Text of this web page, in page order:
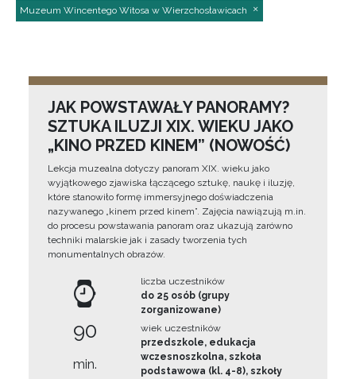
Muzeum Wincentego Witosa w Wierzchosławicach
JAK POWSTAWAŁY PANORAMY?
SZTUKA ILUZJI XIX. WIEKU JAKO
„KINO PRZED KINEM” (NOWOŚĆ)
Lekcja muzealna dotyczy panoram XIX. wieku jako
wyjątkowego zjawiska łączącego sztukę, naukę i iluzję,
które stanowiło formę immersyjnego doświadczenia
nazywanego „kinem przed kinem”. Zajęcia nawiązują m.in.
do procesu powstawania panoram oraz ukazują zarówno
techniki malarskie jak i zasady tworzenia tych
monumentalnych obrazów.
90
min.
liczba uczestników
do 25 osób (grupy
zorganizowane)
wiek uczestników
przedszkole, edukacja
wczesnoszkolna, szkoła
podstawowa (kl. 4-8), szkoły